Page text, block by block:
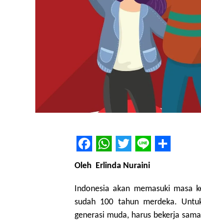
Facebook
WhatsApp
Twitter
Line
Oleh Erlinda Nuraini
Indonesia akan memasuki masa
sudah 100 tahun merdeka.
generasi muda, harus bekerja